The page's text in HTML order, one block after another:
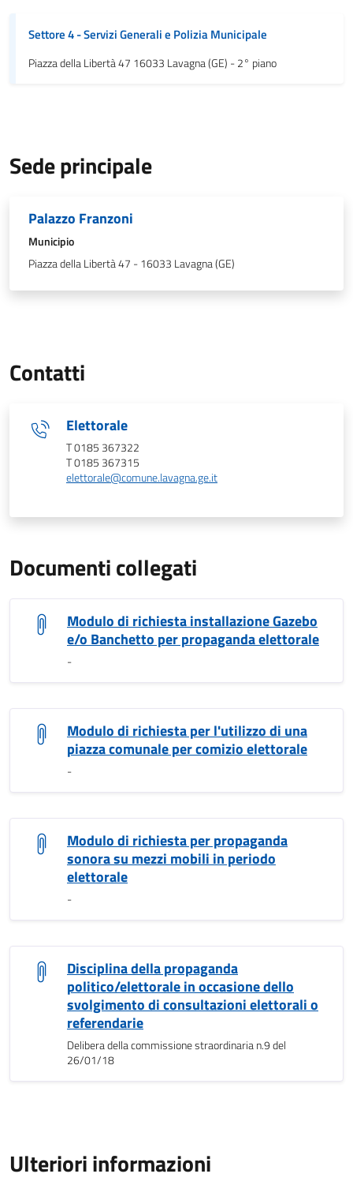
Settore 4 - Servizi Generali e Polizia Municipale
Piazza della Libertà 47 16033 Lavagna (GE) - 2° piano
Sede principale
Palazzo Franzoni
Municipio
Piazza della Libertà 47 - 16033 Lavagna (GE)
Contatti
Elettorale
T 0185 367322
T 0185 367315
elettorale@comune.lavagna.ge.it
Documenti collegati
Elenco di documenti pubblici
Modulo di richiesta installazione Gazebo
e/o Banchetto per propaganda elettorale
-
Modulo di richiesta per l'utilizzo di una
piazza comunale per comizio elettorale
-
Modulo di richiesta per propaganda
sonora su mezzi mobili in periodo
elettorale
-
Disciplina della propaganda
politico/elettorale in occasione dello
svolgimento di consultazioni elettorali o
referendarie
Delibera della commissione straordinaria n.9 del
26/01/18
Ulteriori informazioni